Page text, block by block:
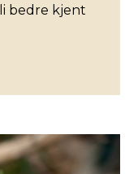
bedre kjent